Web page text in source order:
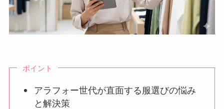
ポイント
アラフォー世代が直面する服選びの悩み
と解決策